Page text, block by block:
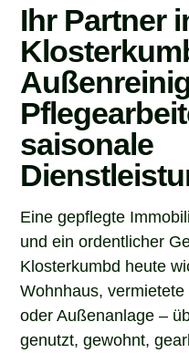
Ihr Partner
saisonale
Eine gepflegte
und ein ordentlicher
Klosterkumbd heute
Wohnhaus,
oder Außenanlage –
genutzt, gewohnt,